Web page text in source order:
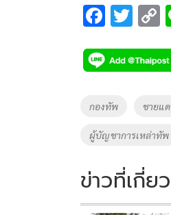
F
e
b
o
k
T
tt
er
p
y
n
k
Tags
กองทัพ ชายแ
ผู้บัญชาการเหล่าทัพ
ข่าวที่เกี่ย